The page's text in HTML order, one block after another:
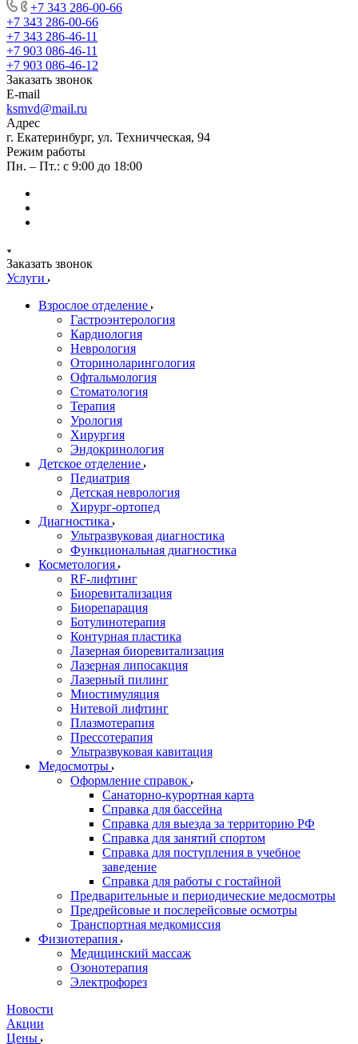
+7 343 286-00-66
+7 343 286-00-66
+7 343 286-46-11
+7 903 086-46-11
+7 903 086-46-12
Заказать звонок
E-mail
ksmvd@mail.ru
Адрес
г. Екатеринбург, ул. Техничческая, 94
Режим работы
Пн. – Пт.: с 9:00 до 18:00
Заказать звонок
Услуги
Взрослое отделение
Гастроэнтерология
Кардиология
Неврология
Оториноларингология
Офтальмология
Стоматология
Терапия
Урология
Хирургия
Эндокринология
Детское отделение
Педиатрия
Детская неврология
Хирург-ортопед
Диагностика
Ультразвуковая диагностика
Функциональная диагностика
Косметология
RF-лифтинг
Биоревитализация
Биорепарация
Ботулинотерапия
Контурная пластика
Лазерная биоревитализация
Лазерная липосакция
Лазерный пилинг
Миостимуляция
Нитевой лифтинг
Плазмотерапия
Прессотерапия
Ультразвуковая кавитация
Медосмотры
Оформление справок
Санаторно-курортная карта
Справка для бассейна
Справка для выезда за территорию РФ
Справка для занятий спортом
Справка для поступления в учебное
заведение
Справка для работы с гостайной
Предварительные и периодические медосмотры
Предрейсовые и послерейсовые осмотры
Транспортная медкомиссия
Физиотерапия
Медицинский массаж
Озонотерапия
Электрофорез
Новости
Акции
Цены